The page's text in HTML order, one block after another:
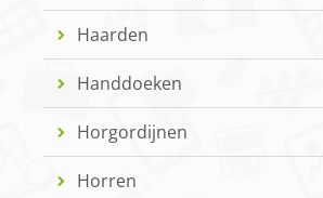
Haarden
Handdoeken
Horgordijnen
Horren